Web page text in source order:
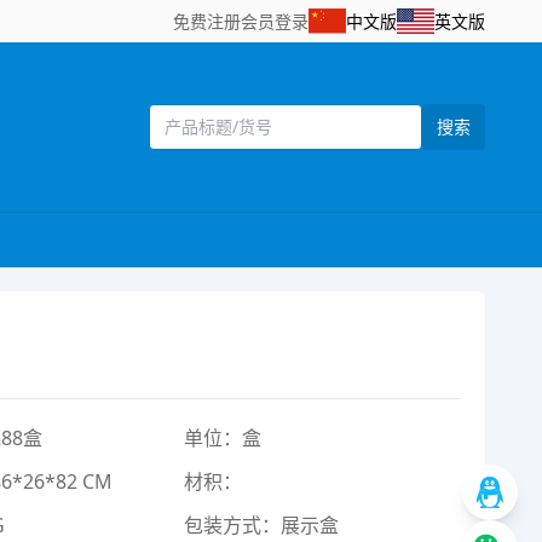
免费注册会员登录 中文版 英文版
搜索
盒
单位：盒
CM
材积：
包装方式：展示盒